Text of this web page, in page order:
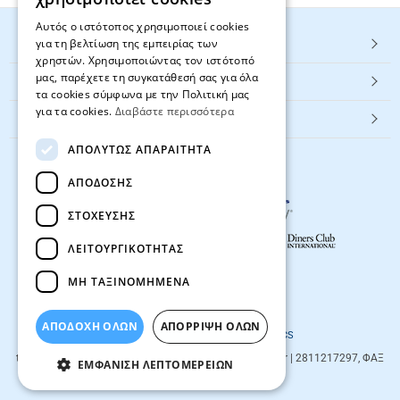
HOT ΚΑΤΗΓΟΡΙΕΣ
ΕΞΥΠΗΡΕΤΗΣΗ ΠΕΛΑΤΩΝ
Textbook.gr
© 2026 textbook.gr All rights reserved
Designed & developed by
NETMECHANICS
textbook.gr
| info@textbook.gr | 2811217297, ΦΑΞ
2810283273
Αυτός ο ιστότοπος χρησιμοποιεί cookies
για τη βελτίωση της εμπειρίας των
χρηστών. Χρησιμοποιώντας τον ιστότοπό
μας, παρέχετε τη συγκατάθεσή σας για όλα
τα cookies σύμφωνα με την Πολιτική μας
για τα cookies. Διαβάστε περισσότερα
ΑΠΟΛΎΤΩΣ ΑΠΑΡΑΊΤΗΤΑ
ΑΠΌΔΟΣΗΣ
ΣΤΌΧΕΥΣΗΣ
ΛΕΙΤΟΥΡΓΙΚΌΤΗΤΑΣ
ΜΗ ΤΑΞΙΝΟΜΗΜΈΝΑ
ΑΠΟΔΟΧΗ ΟΛΩΝ ΑΠΌΡΡΙΨΗ ΌΛΩΝ
ΕΜΦΆΝΙΣΗ ΛΕΠΤΟΜΕΡΕΙΏΝ